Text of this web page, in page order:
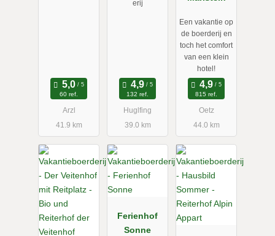
60 ref.
Arzl
41.9 km
erij
132 ref.
Huglfing
39.0 km
Een vakantie op
de boerderij en
toch het comfort
van een klein
hotel!
815 ref.
Oetz
44.0 km
Ferienhof
Sonne